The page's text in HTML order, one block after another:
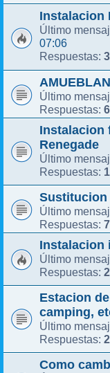
Instalacion
Último
07:06
Respuestas:
Último
Respuestas: 6
Instalacion
Renegade
Último
Respuestas:
Sustitucion
Último
Respuestas: 7
Instalacion
Último
Respuestas:
Estacion
camping,
Último
Respuestas:
Como